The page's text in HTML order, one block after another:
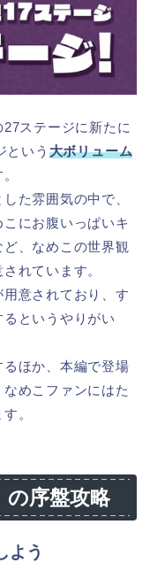
27ステージに新たに
という 大ボリューム
た雰囲気の中で、
こにお腹いっぱいキ
、なめこの世界観
れています。
意されており、す
というやりがい
ほか、本編で登場
めこファンにはた
。
の序盤攻略
よう